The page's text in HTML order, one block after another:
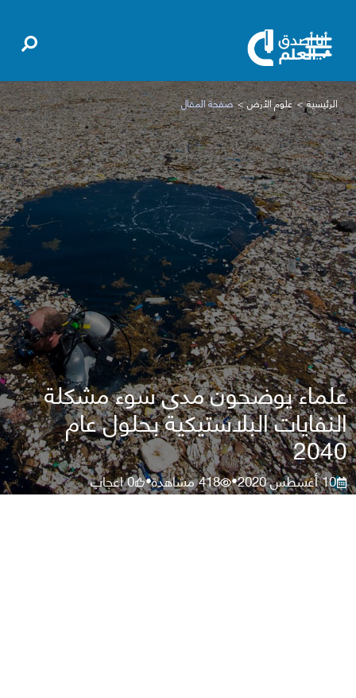
الرئيسية علوم الأرض صفحة المقال
علماء يوضحون مدى سوء مشكلة
النفايات البلاستيكية بحلول عام
2040
10 أغسطس 2020 •
418مشاهدة•
0اعجاب